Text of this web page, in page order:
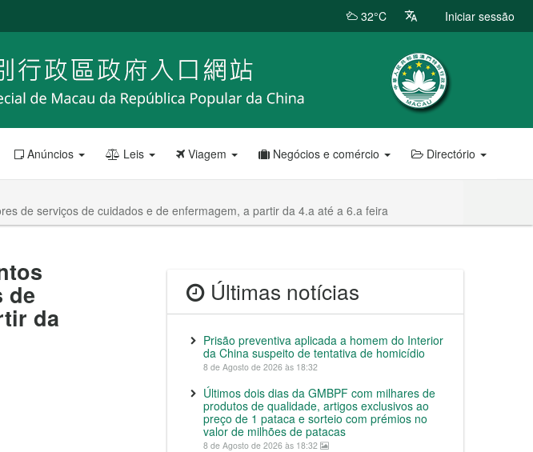
32°C Iniciar sessão
Anúncios Leis Viagem Negócios e comércio Directório
de serviços de cuidados e de enfermagem, a partir da 4.a até a 6.a feira
de
da
Últimas notícias
Prisão preventiva aplicada a homem do Interior
da China suspeito de tentativa de homicídio
8 de Agosto de 2026 às 18:32
Últimos dois dias da GMBPF com milhares de
produtos de qualidade, artigos exclusivos ao
preço de 1 pataca e sorteio com prémios no
valor de milhões de patacas
8 de Agosto de 2026 às 18:32